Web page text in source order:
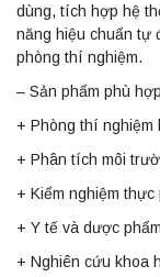
dùng, tích hợp hệ
năng hiệu chuẩn tự
phòng thí nghiệm.
– Sản phẩm phù
+ Phòng thí nghiệm
+ Phân tích môi
+ Kiểm nghiệm thực
+ Y tế và dược
+ Nghiên cứu khoa